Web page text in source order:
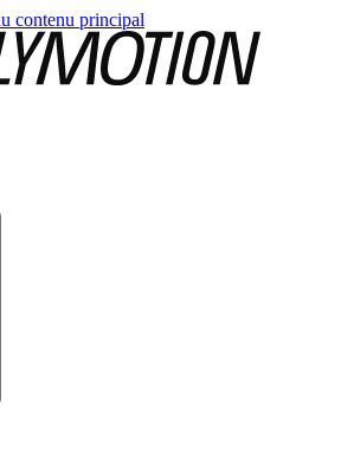
contenu principal